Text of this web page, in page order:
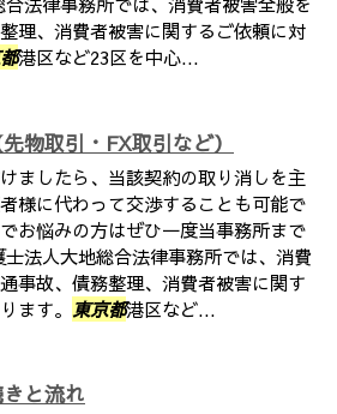
理、消費者被害に関するご依頼に対
港区など23区を中心...
物取引・FX取引など）
ましたら、当該契約の取り消しを主
様に代わって交渉することも可能で
お悩みの方はぜひ一度当事務所まで
法人大地総合法律事務所では、消費
事故、債務整理、消費者被害に関す
ます。 東京都港区など...
と流れ